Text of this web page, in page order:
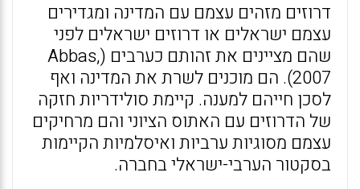
דרוזים מזהים עצמם עם המדינה ומגדירים
עצמם ישראלים או דרוזים ישראלים לפני
שהם מציינים את זהותם כערבים (Abbas,
2007). הם מוכנים לשרת את המדינה ואף
לסכן חייהם למענה. קיימת סולידריות חזקה
של הדרוזים עם האתוס הציוני והם מרחיקים
עצמם מסוגיות ערביות ואיסלמיות הקיימות
בסקטור הערבי-ישראלי בחברה.